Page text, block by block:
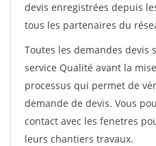
devis enregistrées depuis
tous les partenaires du
Toutes les demandes devis
service Qualité avant la
processus qui permet de
demande de devis. Vous
contact avec les fenetres
leurs chantiers travaux.